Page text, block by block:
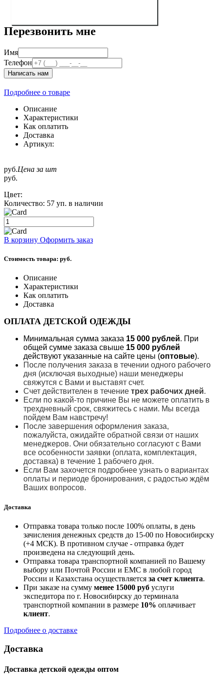
Перезвонить мне
Имя
Телефон
Написать нам
Подробнее о товаре
Описание
Характеристики
Как оплатить
Доставка
Артикул:
руб.Цена за шт
руб.
Цвет:
Количество: 57 уп. в наличии
В корзину Оформить заказ
Стоимость товара: руб.
Описание
Характеристики
Как оплатить
Доставка
ОПЛАТА ДЕТСКОЙ ОДЕЖДЫ
Минимальная сумма заказа 15 000 рублей. При
общей сумме заказа свыше 15 000 рублей
действуют указанные на сайте цены (оптовые).
После получения заказа в течении одного рабочего
дня (исключая выходные) наши менеджеры
свяжутся с Вами и выставят счет.
Счет действителен в течение трех рабочих дней.
Если по какой-то причине Вы не можете оплатить в
трехдневный срок, свяжитесь с нами. Мы всегда
пойдем Вам навстречу!
После завершения оформления заказа,
пожалуйста, ожидайте обратной связи от наших
менеджеров. Они обязательно согласуют с Вами
все особенности заявки (оплата, комплектация,
доставка) в течение 1 рабочего дня.
Если Вам захочется подробнее узнать о вариантах
оплаты и периоде бронирования, с радостью ждём
Ваших вопросов.
Доставка
Отправка товара только после 100% оплаты, в день
зачисления денежных средств до 15-00 по Новосибирску
(+4 МСК). В противном случае - отправка будет
произведена на следующий день.
Отправка товара транспортной компанией по Вашему
выбору или Почтой России и ЕМС в любой город
России и Казахстана осуществляется за счет клиента.
При заказе на сумму менее 15000 руб услуги
экспедитора по г. Новосибирску до терминала
транспортной компании в размере 10% оплачивает
клиент.
Подробнее о доставке
Доставка
Доставка детской одежды оптом